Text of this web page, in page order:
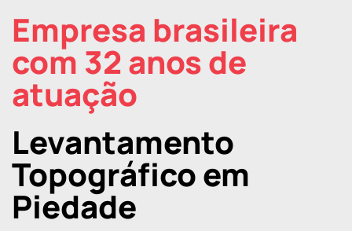
Empresa brasileira
com 32 anos de
atuação
Levantamento
Topográfico em
Piedade